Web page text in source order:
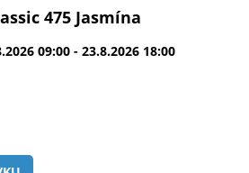
475 Jasmína
09:00 - 23.8.2026 18:00